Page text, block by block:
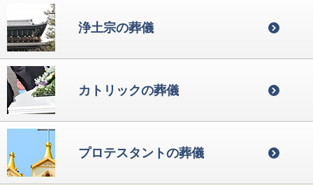
浄土宗の葬儀
カトリックの葬儀
プロテスタントの葬儀